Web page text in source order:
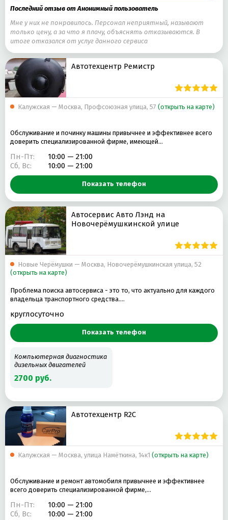
Последний отзыв от Анонимный пользователь
Мне у них не понравилось. Персонал неприятный, называют
только цену, а за что я плачу, объяснять отказываются. В
итоге отказался от услуг данного сервиса
Автотехцентр Ремистр
Калужская — Москва, Профсоюзная улица, 57 (открыть на карте)
Обслуживание и починку машины привычнее и эффективнее всего
доверить специализированной фирме, имеющей…
Пн-Пт:
10:00 — 21:00
Сб, Вс:
10:00 — 21:00
Показать телефон
Автосервис Авто Лэнд на
Новочерёмушкинской улице
Новые Черёмушки — Москва, Новочерёмушкинская улица, 52
(открыть на карте)
Проблема поиска автосервиса - это то, что актуально для каждого
владельца транспортного средства.…
круглосуточно
Показать телефон
Компьютерная диагностика
дизельных двигателей
2700 руб.
Автотехцентр R2C
Калужская — Москва, улица Намёткина, 14к1 (открыть на карте)
Обслуживание и ремонт автомобиля привычнее и эффективнее
всего доверить специализированной фирме,…
Пн-Пт:
10:00 — 21:00
Сб, Вс:
10:00 — 21:00